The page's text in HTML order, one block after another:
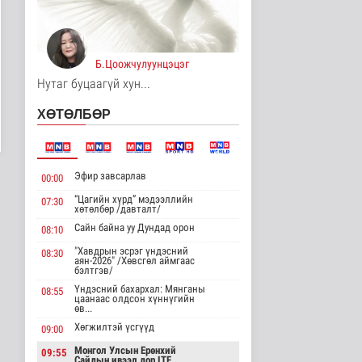
Манай улс Польш
улстай хөдөө аж ахуйн
салбарт өр..
3 цаг 7 минутын өмнө
Одон орны судлаачид
3 цаг 10 минутын өмнө
Боловсролын сайд
"Pearson" компани..
Улс төр
3 цаг 14 минутын өмнө
Б.Сэмжидмаа:
Зөвшөөрлийн шинжтэй
103 бүртгэлээс ..
Нийгэм
Төмөр замчдын
мэргэжлийн өдөрт
Б.Цоожчулуунцэцэг
Нутаг буцаагүй хун...
ХӨТӨЛБӨР
00:00 Эфир завсарлав
07:30
“Цагийн хүрд” мэдээллийн
хөтөлбөр /давталт/
08:10
Сайн байна уу Дундад орон
08:30
"Хавдрын эсрэг үндэсний
аян-2026" /Хөвсгөл аймгаас
бэлтгэв/
08:55
Үндэсний бахархал: Мянганы
цаанаас олдсон хүннүгийн
өв...
09:00
Хөгжилтэй үсгүүд
09:55
Монгол Улсын Ерөнхий